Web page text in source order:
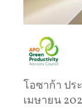
โอซาก้า ปร
เมษายน